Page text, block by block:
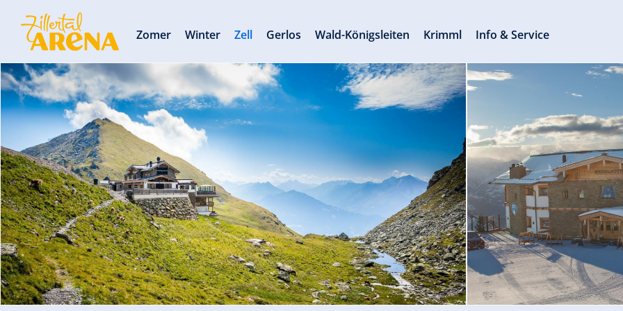
Zomer Winter Zell Gerlos Wald-Königsleiten Krimml Info & Service